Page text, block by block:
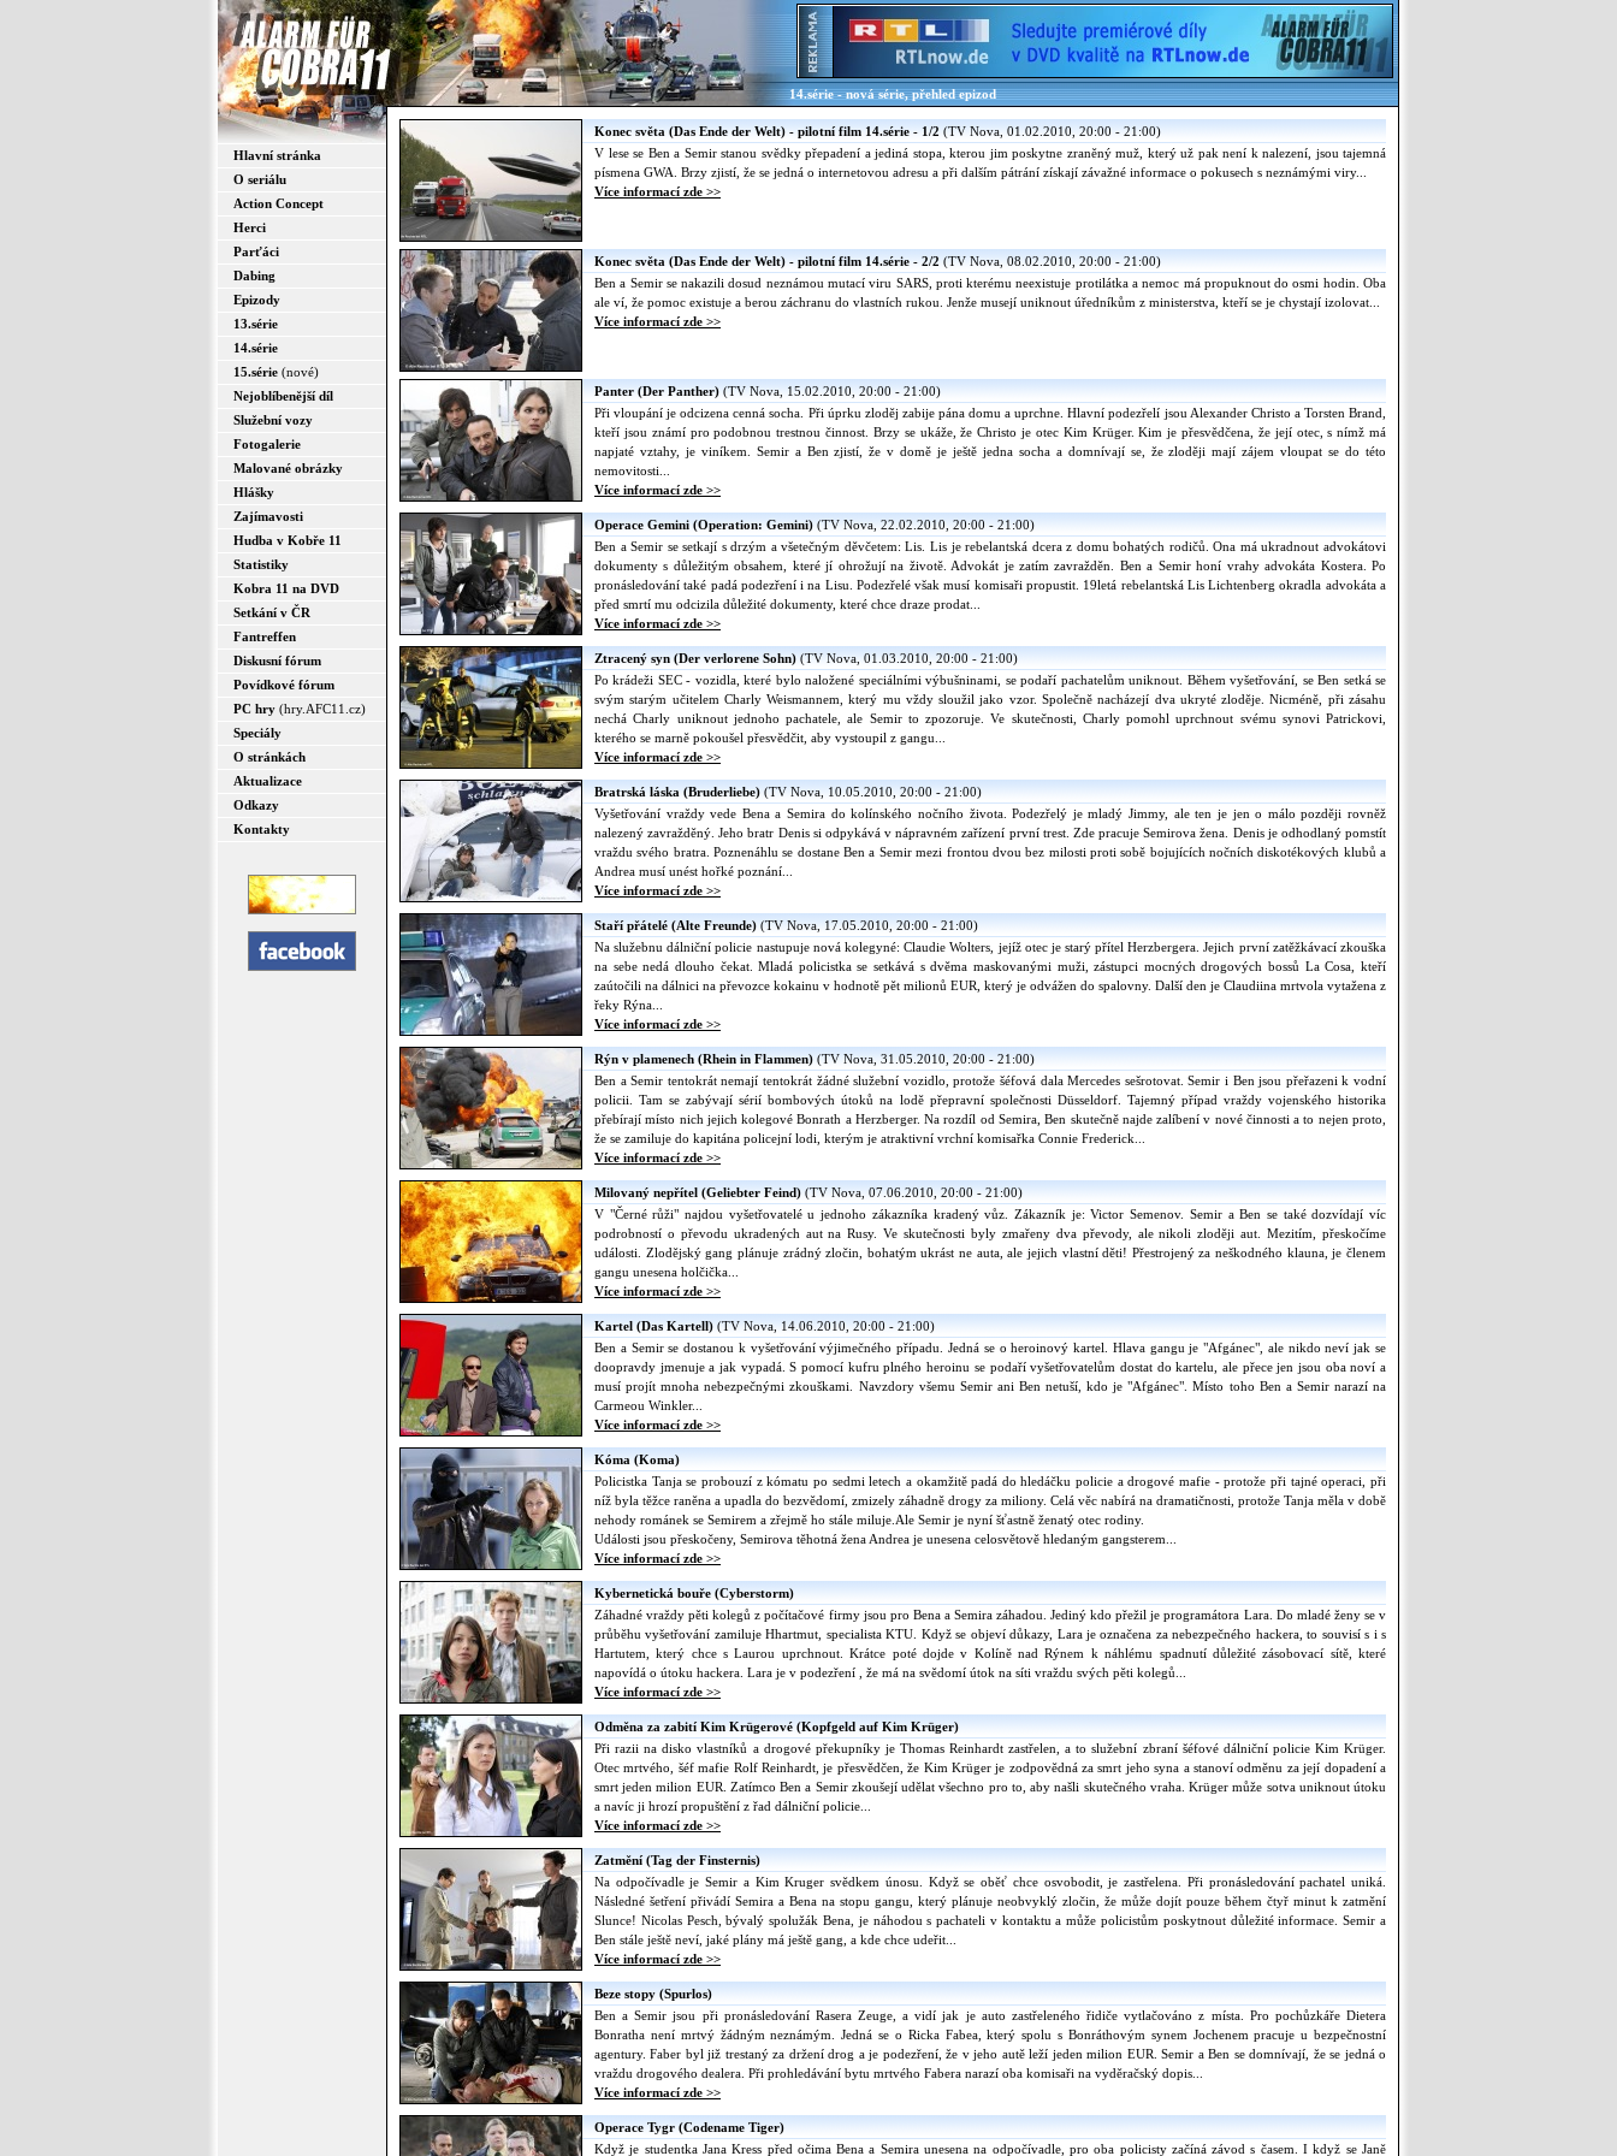
14.série - nová série, přehled epizod
Hlavní stránka
O seriálu
Action Concept
Herci
Parťáci
Dabing
Epizody
13.série
14.série
15.série (nové)
Nejoblíbenější díl
Služební vozy
Fotogalerie
Malované obrázky
Hlášky
Zajímavosti
Hudba v Kobře 11
Statistiky
Kobra 11 na DVD
Setkání v ČR
Fantreffen
Diskusní fórum
Povídkové fórum
PC hry (hry.AFC11.cz)
Speciály
O stránkách
Aktualizace
Odkazy
Kontakty
Konec světa (Das Ende der Welt) - pilotní film 14.série - 1/2 (TV Nova, 01.02.2010, 20:00 - 21:00)
V lese se Ben a Semir stanou svědky přepadení a jediná stopa, kterou jim poskytne zraněný muž, který už pak není k nalezení, jsou tajemná
písmena GWA. Brzy zjistí, že se jedná o internetovou adresu a při dalším pátrání získají závažné informace o pokusech s neznámými viry...
Více informací zde >>
Konec světa (Das Ende der Welt) - pilotní film 14.série - 2/2 (TV Nova, 08.02.2010, 20:00 - 21:00)
Ben a Semir se nakazili dosud neznámou mutací viru SARS, proti kterému neexistuje protilátka a nemoc má propuknout do osmi hodin. Oba
ale ví, že pomoc existuje a berou záchranu do vlastních rukou. Jenže musejí uniknout úředníkům z ministerstva, kteří se je chystají izolovat...
Více informací zde >>
Panter (Der Panther) (TV Nova, 15.02.2010, 20:00 - 21:00)
Při vloupání je odcizena cenná socha. Při úprku zloděj zabije pána domu a uprchne. Hlavní podezřelí jsou Alexander Christo a Torsten Brand,
kteří jsou známí pro podobnou trestnou činnost. Brzy se ukáže, že Christo je otec Kim Krüger. Kim je přesvědčena, že její otec, s nímž má
napjaté vztahy, je viníkem. Semir a Ben zjistí, že v domě je ještě jedna socha a domnívají se, že zloději mají zájem vloupat se do této
nemovitosti...
Více informací zde >>
Operace Gemini (Operation: Gemini) (TV Nova, 22.02.2010, 20:00 - 21:00)
Ben a Semir se setkají s drzým a všetečným děvčetem: Lis. Lis je rebelantská dcera z domu bohatých rodičů. Ona má ukradnout advokátovi
dokumenty s důležitým obsahem, které jí ohrožují na životě. Advokát je zatím zavražděn. Ben a Semir honí vrahy advokáta Kostera. Po
pronásledování také padá podezření i na Lisu. Podezřelé však musí komisaři propustit. 19letá rebelantská Lis Lichtenberg okradla advokáta a
před smrtí mu odcizila důležité dokumenty, které chce draze prodat...
Více informací zde >>
Ztracený syn (Der verlorene Sohn) (TV Nova, 01.03.2010, 20:00 - 21:00)
Po krádeži SEC - vozidla, které bylo naložené speciálními výbušninami, se podaří pachatelům uniknout. Během vyšetřování, se Ben setká se
svým starým učitelem Charly Weismannem, který mu vždy sloužil jako vzor. Společně nacházejí dva ukryté zloděje. Nicméně, při zásahu
nechá Charly uniknout jednoho pachatele, ale Semir to zpozoruje. Ve skutečnosti, Charly pomohl uprchnout svému synovi Patrickovi,
kterého se marně pokoušel přesvědčit, aby vystoupil z gangu...
Více informací zde >>
Bratrská láska (Bruderliebe) (TV Nova, 10.05.2010, 20:00 - 21:00)
Vyšetřování vraždy vede Bena a Semira do kolínského nočního života. Podezřelý je mladý Jimmy, ale ten je jen o málo později rovněž
nalezený zavražděný. Jeho bratr Denis si odpykává v nápravném zařízení první trest. Zde pracuje Semirova žena. Denis je odhodlaný pomstít
vraždu svého bratra. Poznenáhlu se dostane Ben a Semir mezi frontou dvou bez milosti proti sobě bojujících nočních diskotékových klubů a
Andrea musí unést hořké poznání...
Více informací zde >>
Staří přátelé (Alte Freunde) (TV Nova, 17.05.2010, 20:00 - 21:00)
Na služebnu dálniční policie nastupuje nová kolegyné: Claudie Wolters, jejíž otec je starý přítel Herzbergera. Jejich první zatěžkávací zkouška
na sebe nedá dlouho čekat. Mladá policistka se setkává s dvěma maskovanými muži, zástupci mocných drogových bossů La Cosa, kteří
zaútočili na dálnici na převozce kokainu v hodnotě pět milionů EUR, který je odvážen do spalovny. Další den je Claudiina mrtvola vytažena z
řeky Rýna...
Více informací zde >>
Rýn v plamenech (Rhein in Flammen) (TV Nova, 31.05.2010, 20:00 - 21:00)
Ben a Semir tentokrát nemají tentokrát žádné služební vozidlo, protože šéfová dala Mercedes sešrotovat. Semir i Ben jsou přeřazeni k vodní
policii. Tam se zabývají sérií bombových útoků na lodě přepravní společnosti Düsseldorf. Tajemný případ vraždy vojenského historika
přebírají místo nich jejich kolegové Bonrath a Herzberger. Na rozdíl od Semira, Ben skutečně najde zalíbení v nové činnosti a to nejen proto,
že se zamiluje do kapitána policejní lodi, kterým je atraktivní vrchní komisařka Connie Frederick...
Více informací zde >>
Milovaný nepřítel (Geliebter Feind) (TV Nova, 07.06.2010, 20:00 - 21:00)
V "Černé růži" najdou vyšetřovatelé u jednoho zákazníka kradený vůz. Zákazník je: Victor Semenov. Semir a Ben se také dozvídají víc
podrobností o převodu ukradených aut na Rusy. Ve skutečnosti byly zmařeny dva převody, ale nikoli zloději aut. Mezitím, přeskočíme
události. Zlodějský gang plánuje zrádný zločin, bohatým ukrást ne auta, ale jejich vlastní děti! Přestrojený za neškodného klauna, je členem
gangu unesena holčička...
Více informací zde >>
Kartel (Das Kartell) (TV Nova, 14.06.2010, 20:00 - 21:00)
Ben a Semir se dostanou k vyšetřování výjimečného případu. Jedná se o heroinový kartel. Hlava gangu je "Afgánec", ale nikdo neví jak se
doopravdy jmenuje a jak vypadá. S pomocí kufru plného heroinu se podaří vyšetřovatelům dostat do kartelu, ale přece jen jsou oba noví a
musí projít mnoha nebezpečnými zkouškami. Navzdory všemu Semir ani Ben netuší, kdo je "Afgánec". Místo toho Ben a Semir narazí na
Carmeou Winkler...
Více informací zde >>
Kóma (Koma)
Policistka Tanja se probouzí z kómatu po sedmi letech a okamžitě padá do hledáčku policie a drogové mafie - protože při tajné operaci, při
níž byla těžce raněna a upadla do bezvědomí, zmizely záhadně drogy za miliony. Celá věc nabírá na dramatičnosti, protože Tanja měla v době
nehody románek se Semirem a zřejmě ho stále miluje.Ale Semir je nyní šťastně ženatý otec rodiny.
Události jsou přeskočeny, Semirova těhotná žena Andrea je unesena celosvětově hledaným gangsterem...
Více informací zde >>
Kybernetická bouře (Cyberstorm)
Záhadné vraždy pěti kolegů z počítačové firmy jsou pro Bena a Semira záhadou. Jediný kdo přežil je programátora Lara. Do mladé ženy se v
průběhu vyšetřování zamiluje Hhartmut, specialista KTU. Když se objeví důkazy, Lara je označena za nebezpečného hackera, to souvisí s i s
Hartutem, který chce s Laurou uprchnout. Krátce poté dojde v Kolíně nad Rýnem k náhlému spadnutí důležité zásobovací sítě, které
napovídá o útoku hackera. Lara je v podezření , že má na svědomí útok na síti vraždu svých pěti kolegů...
Více informací zde >>
Odměna za zabití Kim Krügerové (Kopfgeld auf Kim Krüger)
Při razii na disko vlastníků a drogové překupníky je Thomas Reinhardt zastřelen, a to služební zbraní šéfové dálniční policie Kim Krüger.
Otec mrtvého, šéf mafie Rolf Reinhardt, je přesvědčen, že Kim Krüger je zodpovědná za smrt jeho syna a stanoví odměnu za její dopadení a
smrt jeden milion EUR. Zatímco Ben a Semir zkoušejí udělat všechno pro to, aby našli skutečného vraha. Krüger může sotva uniknout útoku
a navíc ji hrozí propuštění z řad dálniční policie...
Více informací zde >>
Zatmění (Tag der Finsternis)
Na odpočívadle je Semir a Kim Kruger svědkem únosu. Když se oběť chce osvobodit, je zastřelena. Při pronásledování pachatel uniká.
Následné šetření přivádí Semira a Bena na stopu gangu, který plánuje neobvyklý zločin, že může dojít pouze během čtyř minut k zatmění
Slunce! Nicolas Pesch, bývalý spolužák Bena, je náhodou s pachateli v kontaktu a může policistům poskytnout důležité informace. Semir a
Ben stále ještě neví, jaké plány má ještě gang, a kde chce udeřit...
Více informací zde >>
Beze stopy (Spurlos)
Ben a Semir jsou při pronásledování Rasera Zeuge, a vidí jak je auto zastřeleného řidiče vytlačováno z místa. Pro pochůzkáře Dietera
Bonratha není mrtvý žádným neznámým. Jedná se o Ricka Fabea, který spolu s Bonráthovým synem Jochenem pracuje u bezpečnostní
agentury. Faber byl již trestaný za držení drog a je podezření, že v jeho autě leží jeden milion EUR. Semir a Ben se domnívají, že se jedná o
vraždu drogového dealera. Při prohledávání bytu mrtvého Fabera narazí oba komisaři na vyděračský dopis...
Více informací zde >>
Operace Tygr (Codename Tiger)
Když je studentka Jana Kress před očima Bena a Semira unesena na odpočívadle, pro oba policisty začíná závod s časem. I když se Janě